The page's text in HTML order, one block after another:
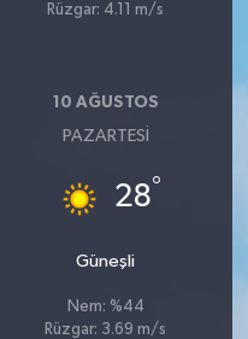
Rüzgar: 4.11 m/s
10 AĞUSTOS
PAZARTESI
28°
Güneşli
Nem: %44
Rüzgar: 3.69 m/s